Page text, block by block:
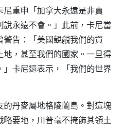
重申「加拿大永遠是非賣
永遠不會。」此前，卡尼當
告：「美國覬覦我們的資
地，甚至我們的國家。一旦得
卡尼還表示，「我們的世界
的丹麥屬地格陵蘭島。對這塊
要地，川普毫不掩飾其領土